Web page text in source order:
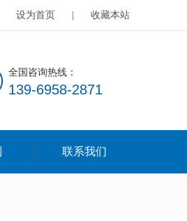
设为首页 收藏本站
全国咨询热线：
139-6958-2871
联系我们